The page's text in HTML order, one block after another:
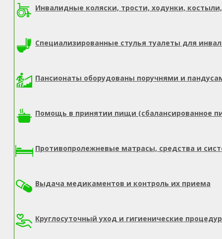
Инвалидные коляски, трости, ходунки,
Специализированные стулья туалеты для
Пансионаты оборудованы поручнями и
Помощь в принятии пищи (сбалансированное
Противопролежневые матрасы, средства и
Выдача медикаментов и контроль их приема
Круглосуточный уход и гигиенические